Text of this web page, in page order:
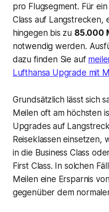
pro Flugsegment. Für
Class auf Langstrecken,
hingegen bis zu 85.000
notwendig werden.
dazu finden Sie auf
Lufthansa Upgrade mit
Grundsätzlich lässt sich
Meilen oft am höchsten
Upgrades auf
Reiseklassen einsetzen,
in die Business Class
First Class. In solchen
Meilen eine Ersparnis
gegenüber dem